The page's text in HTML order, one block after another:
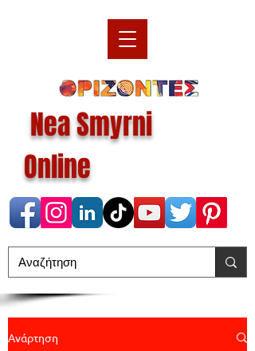
Nea Smyrni
Online
Ανάρτηση